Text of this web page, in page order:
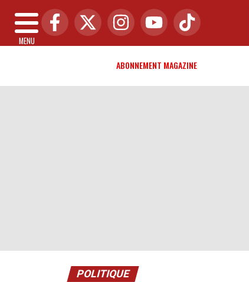
MENU
ABONNEMENT MAGAZINE
POLITIQUE